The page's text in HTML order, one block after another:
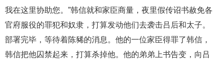
我在这里协助您。”韩信就和家臣商量，夜里假传诏书赦免各
官府服役的罪犯和奴隶，打算发动他们去袭击吕后和太子。
部署完毕，等待着陈豨的消息。他的一位家臣得罪了韩信，
韩信把他囚禁起来，打算杀掉他。他的弟弟上书告变，向吕